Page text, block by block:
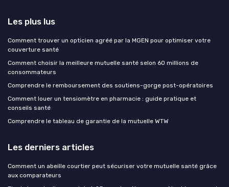
Les plus lus
Comment trouver un opticien agréé par la MGEN pour optimiser votre
couverture santé
Comment choisir la meilleure mutuelle santé selon 60 millions de
consommateurs
Comprendre le remboursement des soutiens-gorge post-opératoires
Comment louer un tensiomètre en pharmacie : guide pratique et
conseils santé
Comprendre le tableau de garantie de la mutuelle WTW
Les derniers articles
Comment un abeille courtier peut sécuriser votre mutuelle santé grâce
aux comparateurs